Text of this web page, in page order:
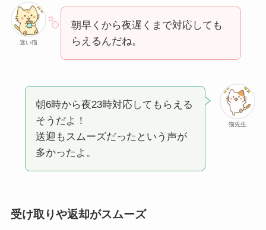
迷い猫
朝早くから夜遅くまで対応しても
らえるんだね。
猫先生
朝6時から夜23時対応してもらえる
そうだよ！
送迎もスムーズだったという声が
多かったよ。
受け取りや返却がスムーズ